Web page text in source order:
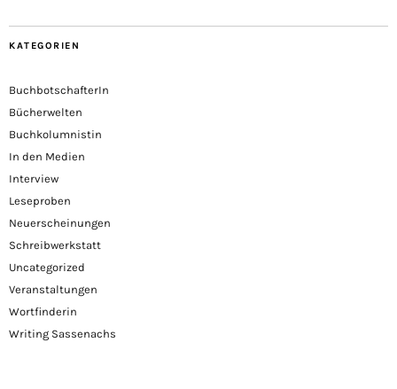
KATEGORIEN
BuchbotschafterIn
Bücherwelten
Buchkolumnistin
In den Medien
Interview
Leseproben
Neuerscheinungen
Schreibwerkstatt
Uncategorized
Veranstaltungen
Wortfinderin
Writing Sassenachs